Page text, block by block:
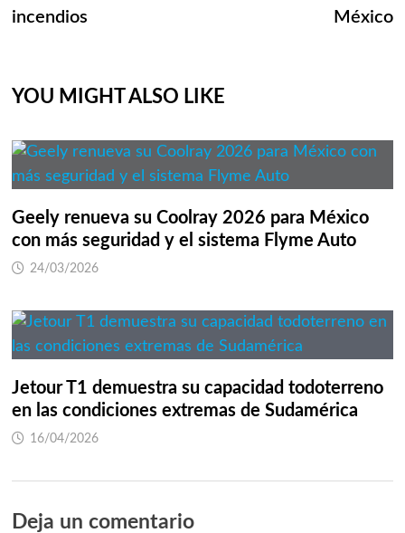
incendios
México
YOU MIGHT ALSO LIKE
Geely renueva su Coolray 2026 para México
con más seguridad y el sistema Flyme Auto
24/03/2026
Jetour T1 demuestra su capacidad todoterreno
en las condiciones extremas de Sudamérica
16/04/2026
Deja un comentario